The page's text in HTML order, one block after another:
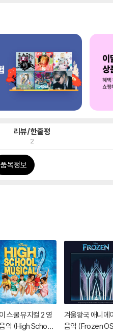
리뷰/한줄평
2
품목정보
스쿨 뮤지컬 2 영
악 (High School
겨울왕국 애니메
음악 (Frozen